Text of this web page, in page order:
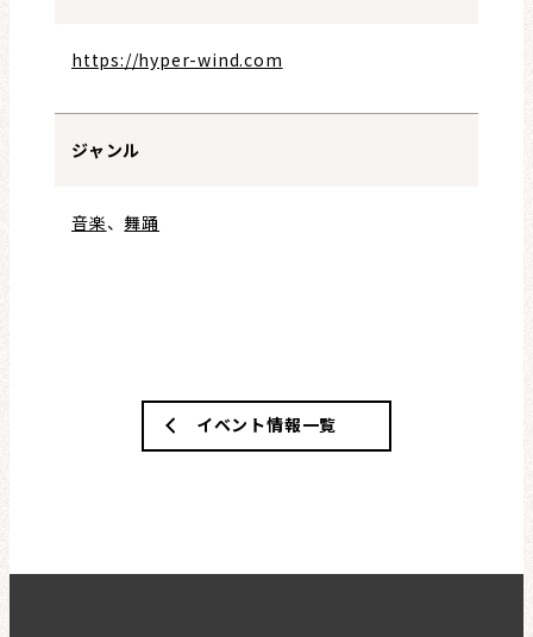
https://hyper-wind.com
ジャンル
音楽、 舞踊
イベント情報一覧